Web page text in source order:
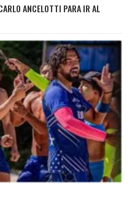
ANCELOTTI PARA IR AL